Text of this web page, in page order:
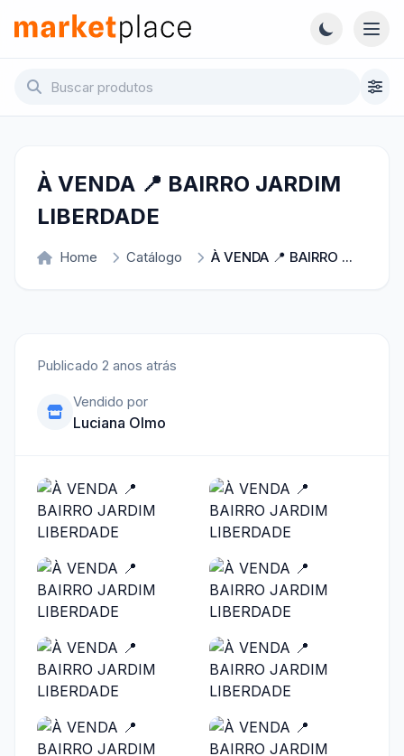
Pular para o conteúdo principal
Marketplace - Voltar para a página inicial
À VENDA 📍 BAIRRO JARDIM
LIBERDADE
Home Catálogo À VENDA 📍 BAIRRO ...
Publicado 2 anos atrás
Vendido por
Luciana Olmo